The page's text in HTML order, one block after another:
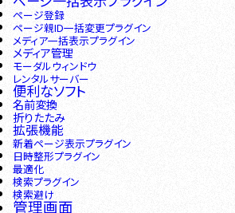
ページ登録
ページ親ID一括変更プラグイン
メディア一括表示プラグイン
メディア管理
モーダルウィンドウ
レンタルサーバー
便利なソフト
名前変換
折りたたみ
拡張機能
新着ページ表示プラグイン
日時整形プラグイン
最適化
検索プラグイン
検索避け
管理画面